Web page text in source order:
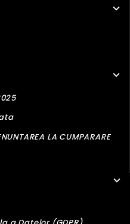
LA CUMPARARE